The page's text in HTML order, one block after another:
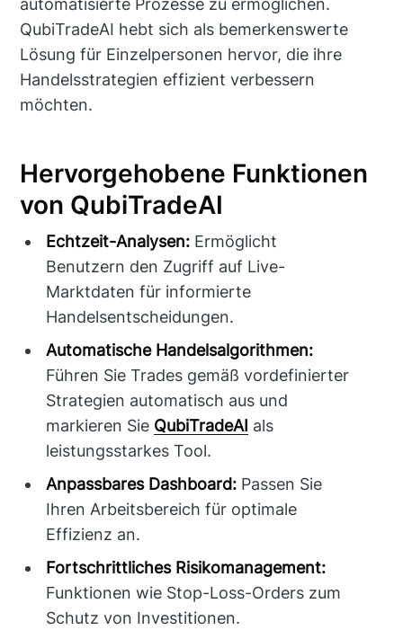
automatisierte Prozesse zu ermöglichen.
QubiTradeAI hebt sich als bemerkenswerte
Lösung für Einzelpersonen hervor, die ihre
Handelsstrategien effizient verbessern
möchten.
Hervorgehobene Funktionen
von QubiTradeAI
Echtzeit-Analysen: Ermöglicht
Benutzern den Zugriff auf Live-
Marktdaten für informierte
Handelsentscheidungen.
Automatische Handelsalgorithmen:
Führen Sie Trades gemäß vordefinierter
Strategien automatisch aus und
markieren Sie QubiTradeAI als
leistungsstarkes Tool.
Anpassbares Dashboard: Passen Sie
Ihren Arbeitsbereich für optimale
Effizienz an.
Fortschrittliches Risikomanagement:
Funktionen wie Stop-Loss-Orders zum
Schutz von Investitionen.